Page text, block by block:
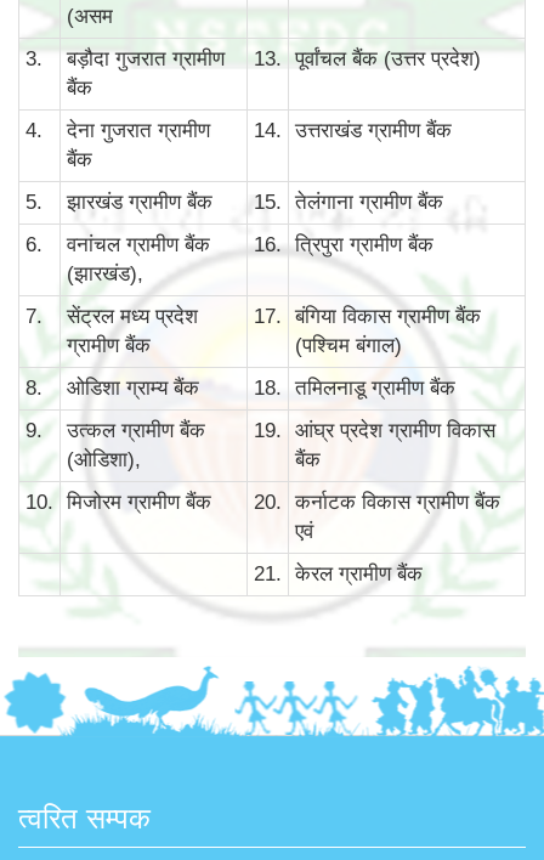
(असम
3.
बड़ौदा गुजरात ग्रामीण
बैंक
13. पूर्वांचल बैंक (उत्तर प्रदेश)
4.
देना गुजरात ग्रामीण
बैंक
14. उत्तराखंड ग्रामीण बैंक
5. झारखंड ग्रामीण बैंक 15.
तेलंगाना ग्रामीण बैंक
6.
वनांचल ग्रामीण बैंक
(झारखंड),
16. त्रिपुरा ग्रामीण बैंक
7.
सेंट्रल मध्य प्रदेश
ग्रामीण बैंक
17.
बंगिया विकास ग्रामीण बैंक
(पश्चिम बंगाल)
8.
ओडिशा ग्राम्य बैंक 18.
तमिलनाडू ग्रामीण बैंक
9.
उत्कल ग्रामीण बैंक
(ओडिशा),
19.
आंघ्र प्रदेश ग्रामीण विकास
बैंक
10.
मिजोरम ग्रामीण बैंक 20.
कर्नाटक विकास ग्रामीण बैंक
एवं
21.
केरल ग्रामीण बैंक
त्वरित सम्पक